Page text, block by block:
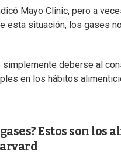
Mayo Clinic, pero a
esta situación, los gases
deberse al
en los hábitos
Estos son los